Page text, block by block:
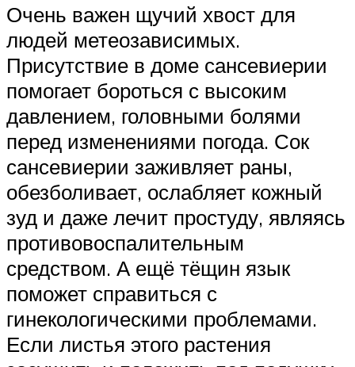
Очень важен щучий хвост для
людей метеозависимых.
Присутствие в доме сансевиерии
помогает бороться с высоким
давлением, головными болями
перед изменениями погода. Сок
сансевиерии заживляет раны,
обезболивает, ослабляет кожный
зуд и даже лечит простуду, являясь
противовоспалительным
средством. А ещё тёщин язык
поможет справиться с
гинекологическими проблемами.
Если листья этого растения